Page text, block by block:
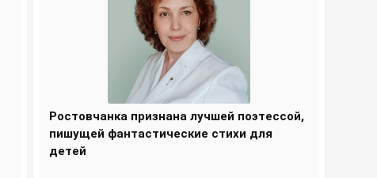
Ростовчанка признана лучшей поэтессой,
пишущей фантастические стихи для
детей